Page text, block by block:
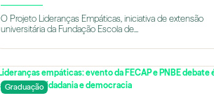
O Projeto Lideranças Empáticas, iniciativa de extensão
universitária da Fundação Escola de...
Graduação